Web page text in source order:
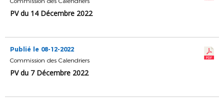
PV du 14 Décembre 2022
Publié le 08-12-2022
Commission des Calendriers
PV du 7 Décembre 2022